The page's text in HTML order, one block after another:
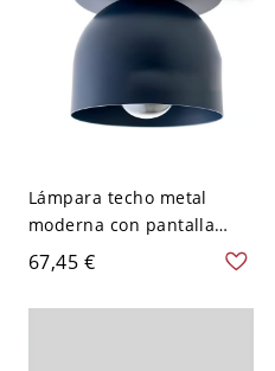
Lámpara techo metal
moderna con pantalla
hierro hacia abajo - 110 A
120 V Azul
67,45 €